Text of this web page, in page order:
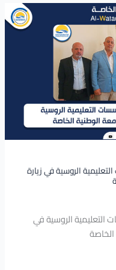
الروسية في زيارة
الروسية في